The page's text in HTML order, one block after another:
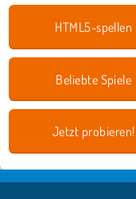
HTML5-spellen
Beliebte Spiele
Jetzt probieren!